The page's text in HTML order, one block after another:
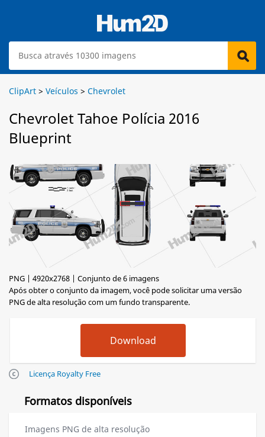
ClipArt > Veículos > Chevrolet
Chevrolet Tahoe Polícia 2016
Blueprint
PNG | 4920x2768 | Conjunto de 6 imagens
Após obter o conjunto da imagem, você pode solicitar uma versão
PNG de alta resolução com um fundo transparente.
Licença Royalty Free
Formatos disponíveis
Imagens PNG de alta resolução